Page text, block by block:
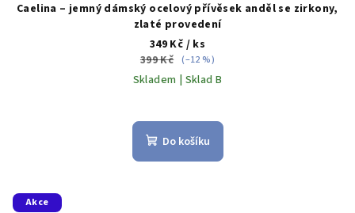
Caelina – jemný dámský ocelový přívěsek anděl se zirkony,
zlaté provedení
349 Kč / ks
399 Kč (–12 %)
Skladem | Sklad B
Do košíku
Akce